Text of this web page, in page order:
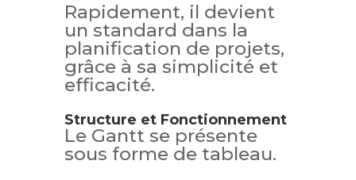
Rapidement, il devient
un standard dans la
planification de projets,
grâce à sa simplicité et
efficacité.
Structure et Fonctionnement
Le Gantt se présente
sous forme de tableau.